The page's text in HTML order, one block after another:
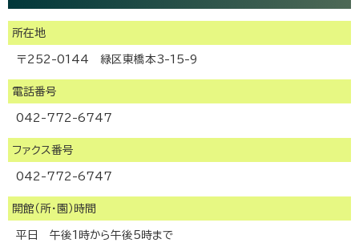
所在地
〒252-0144 緑区東橋本3-15-9
電話番号
042-772-6747
ファクス番号
042-772-6747
開館（所・園）時間
平日 午後1時から午後5時まで